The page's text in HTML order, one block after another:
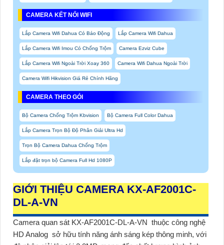
CAMERA KẾT NỐI WIFI
Lắp Camera Wifi Dahua Có Báo Động Lắp Camera Wifi Dahua
Lắp Camera Wifi Imou Có Chống Trộm Camera Ezviz Cube
Lắp Camera Wifi Ngoài Trời Xoay 360 Camera Wifi Dahua Ngoài Trời
Camera Wifi Hikvision Giá Rẻ Chính Hãng
CAMERA THEO GÓI
Bộ Camera Chống Trộm Kbvision Bộ Camera Full Color Dahua
Lắp Camera Trọn Bộ Độ Phân Giải Ultra Hd
Trọn Bộ Camera Dahua Chống Trộm
Lắp đặt trọn bộ Camera Full Hd 1080P
GIỚI THIỆU CAMERA KX-AF2001C-
DL-A-VN
Camera quan sát KX-AF2001C-DL-A-VN thuộc công nghệ
HD Analog sở hữu tính năng ánh sáng kép thông minh, với